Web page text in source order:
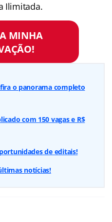
Ilimitada.
MINHA
o panorama completo
com 150 vagas e R$
de editais!
notícias!